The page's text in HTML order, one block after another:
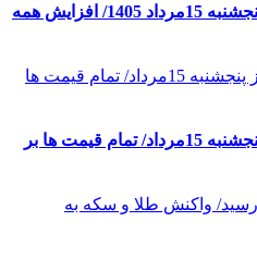
قیمت طلا و سکه امروز پنجشنبه 15مرداد 1405/ افزایش همه
قیمت طلا و سکه امروز پنجشنبه 15مرداد/ تمام قیمت ها بر